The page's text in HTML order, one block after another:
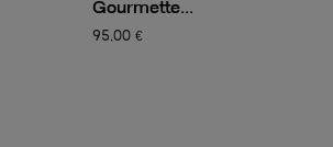
Gourmette...
95,00 €